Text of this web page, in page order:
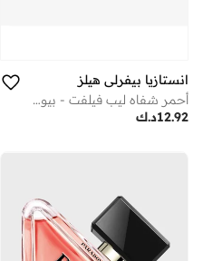
انستازيا بيفرلي هيلز‎
أحمر شفاه ليب فيلفت - بيور هوليود
د.ك12.92